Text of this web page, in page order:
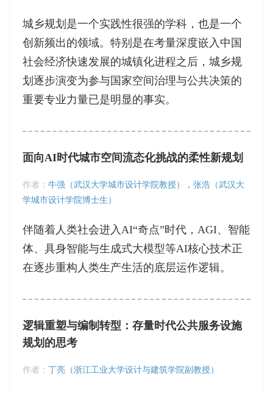
城乡规划是一个实践性很强的学科，也是一个
创新频出的领域。特别是在考量深度嵌入中国
社会经济快速发展的城镇化进程之后，城乡规
划逐步演变为参与国家空间治理与公共决策的
重要专业力量已是明显的事实。
面向AI时代城市空间流态化挑战的柔性新规划
作者： 牛强（武汉大学城市设计学院教授），张浩（武汉大
学城市设计学院博士生）
伴随着人类社会进入AI“奇点”时代，AGI、智能
体、具身智能与生成式大模型等AI核心技术正
在逐步重构人类生产生活的底层运作逻辑。
逻辑重塑与编制转型：存量时代公共服务设施
规划的思考
作者： 丁亮（浙江工业大学设计与建筑学院副教授）